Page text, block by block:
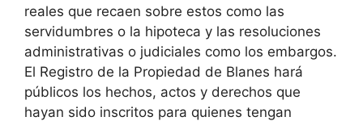
reales que recaen sobre estos como las
servidumbres o la hipoteca y las resoluciones
administrativas o judiciales como los embargos.
El Registro de la Propiedad de Blanes hará
públicos los hechos, actos y derechos que
hayan sido inscritos para quienes tengan